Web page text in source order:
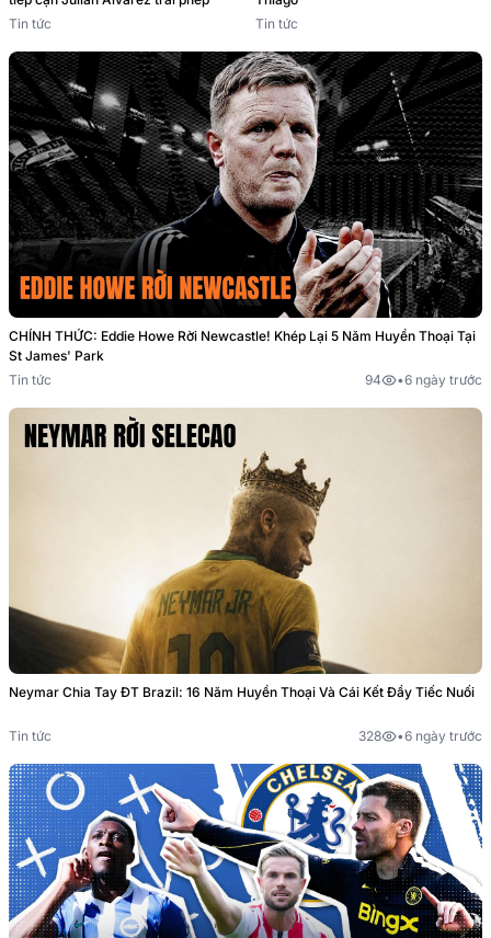
Tin tức
Tin tức
CHÍNH THỨC: Eddie Howe Rời Newcastle! Khép Lại 5 Năm Huyền Thoại Tại
St James' Park
Tin tức
94 •6 ngày trước
Neymar Chia Tay ĐT Brazil: 16 Năm Huyền Thoại Và Cái Kết Đầy Tiếc Nuối
Tin tức 328 •6 ngày trước